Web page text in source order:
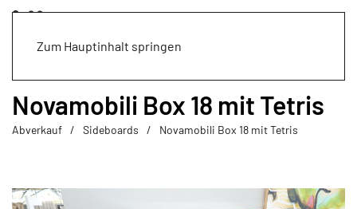
Zum Hauptinhalt springen
Novamobili Box 18 mit Tetris
Abverkauf Sideboards Novamobili Box 18 mit Tetris